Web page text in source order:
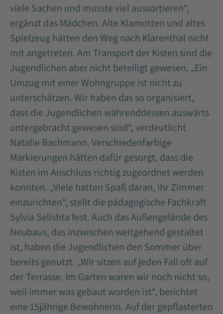
viele Sachen und musste viel aussortieren“,
ergänzt das Mädchen. Alte Klamotten und altes
Spielzeug hätten den Weg nach Klarenthal nicht
mit angetreten. Am Transport der Kisten sind die
Jugendlichen aber nicht beteiligt gewesen. „Ein
Umzug mit einer Wohngruppe ist nicht zu
unterschätzen. Wir haben das so organisiert,
dass die Jugendlichen währenddessen auswärts
untergebracht gewesen sind“, verdeutlicht
Natalie Bachmann. Verschiedenfarbige
Markierungen hätten dafür gesorgt, dass die
Kisten im Anschluss richtig zugeordnet werden
konnten. „Viele hatten Spaß daran, ihr Zimmer
einzurichten“, stellt die pädagogische Fachkraft
Sylvia Selishta fest. Auch das Außengelände des
Neubaus, das inzwischen weitgehend gestaltet
ist, haben die Jugendlichen den Sommer über
bereits genutzt. „Wir sitzen auf jeden Fall oft auf
der Terrasse. Im Garten waren wir noch nicht so,
weil immer was gebaut worden ist“, berichtet
eine 15jährige Bewohnerin. Auf der gepflasterten